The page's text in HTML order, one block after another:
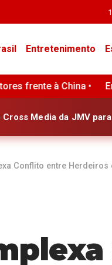
Entretenimento
Endividamento das
Media da JMV
Conflito entre Herdeiros